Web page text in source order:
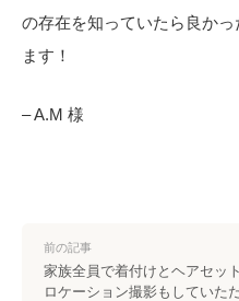
の存在を知っていたら良か
ます！
– A.M 様
前の記事
家族全員で着付けとヘアセッ
ロケーション撮影もしていた